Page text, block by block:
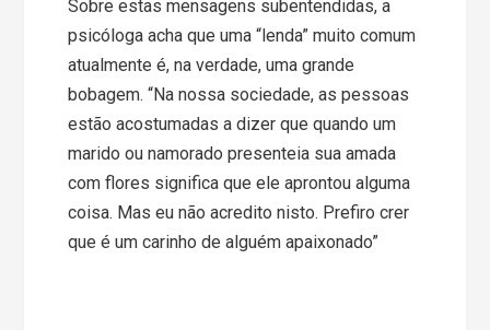
Sobre estas mensagens subentendidas, a
psicóloga acha que uma “lenda” muito comum
atualmente é, na verdade, uma grande
bobagem. “Na nossa sociedade, as pessoas
estão acostumadas a dizer que quando um
marido ou namorado presenteia sua amada
com flores significa que ele aprontou alguma
coisa. Mas eu não acredito nisto. Prefiro crer
que é um carinho de alguém apaixonado”